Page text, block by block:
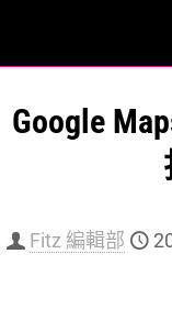
Google
Fitz 編輯部